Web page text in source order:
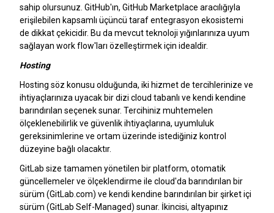
sahip olursunuz. GitHub'ın, GitHub Marketplace aracılığıyla
erişilebilen kapsamlı üçüncü taraf entegrasyon ekosistemi
de dikkat çekicidir. Bu da mevcut teknoloji yığınlarınıza uyum
sağlayan work flow'ları özelleştirmek için idealdir.
Hosting
Hosting söz konusu olduğunda, iki hizmet de tercihlerinize ve
ihtiyaçlarınıza uyacak bir dizi cloud tabanlı ve kendi kendine
barındırılan seçenek sunar. Tercihiniz muhtemelen
ölçeklenebilirlik ve güvenlik ihtiyaçlarına, uyumluluk
gereksinimlerine ve ortam üzerinde istediğiniz kontrol
düzeyine bağlı olacaktır.
GitLab size tamamen yönetilen bir platform, otomatik
güncellemeler ve ölçeklendirme ile cloud'da barındırılan bir
sürüm (GitLab.com) ve kendi kendine barındırılan bir şirket içi
sürüm (GitLab Self-Managed) sunar. İkincisi, altyapınız